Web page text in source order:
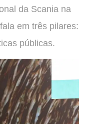
da Scania na
em três pilares:
públicas.